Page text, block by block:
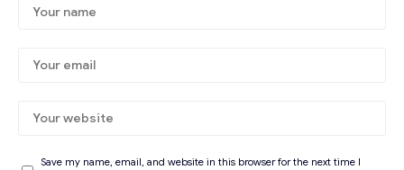
Save my name, email, and website in this browser for the next time I